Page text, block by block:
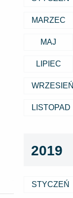
MARZEC
MAJ
LIPIEC
WRZESIEŃ
LISTOPAD
2019
STYCZEŃ